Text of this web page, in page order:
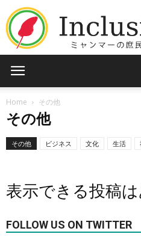
Home その他
その他
その他 ビジネス 文化 生活
表示できる投稿
FOLLOW US ON TWITTER